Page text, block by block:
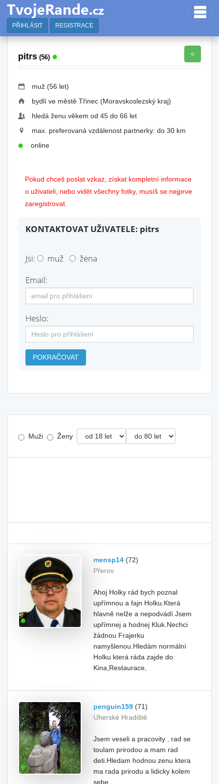
PŘIHLÁSIT REGISTRACE
pitrs (56) <
muž (56 let)
bydlí ve městě Třinec (Moravskoslezský kraj)
hledá ženu věkem od 45 do 66 let
max. preferovaná vzdálenost partnerky: do 30 km
online
Pokud chceš poslat vzkaz, získat kompletní informace
o uživateli, nebo vidět všechny fotky, musíš se nejprve
zaregistrovat.
KONTAKTOVAT UŽIVATELE: pitrs
Jsi: muž
žena
Email:
Heslo:
POKRAČOVAT
Muži Ženy
mensp14 (72)
Přerov
Ahoj Holky rád bych poznal
upřímnou a fajn Holku.Která
hlavně nelže a nepodvádí.Jsem
upřímnej a hodnej Kluk.Nechci
žádnou Frajerku
namyšlenou.Hledám normální
Holku která ráda zajde do
Kina,Restaurace,
penguin159 (71)
Uherské Hradiště
Jsem veseli a pracovity , rad se
toulam prirodou a mam rad
deti.Hledam hodnou zenu ktera
ma rada prirodu a lidicky kolem
sebe,